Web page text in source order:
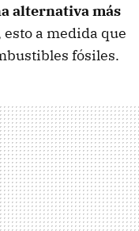
alternativa más
esto a medida que
fósiles.